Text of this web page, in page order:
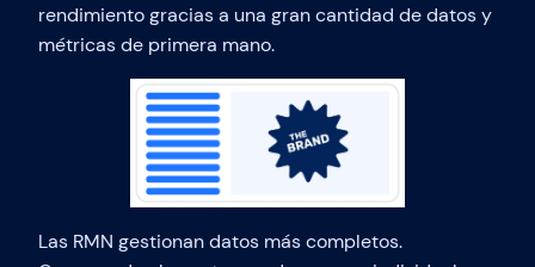
rendimiento gracias a una gran cantidad de datos y
métricas de primera mano.
Las RMN gestionan datos más completos.